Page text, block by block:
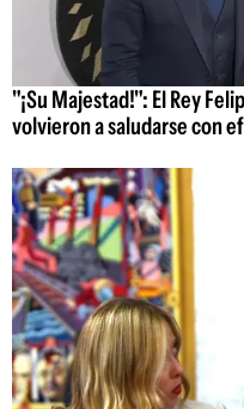
"¡Su Majestad!": El Rey
volvieron a saludarse con